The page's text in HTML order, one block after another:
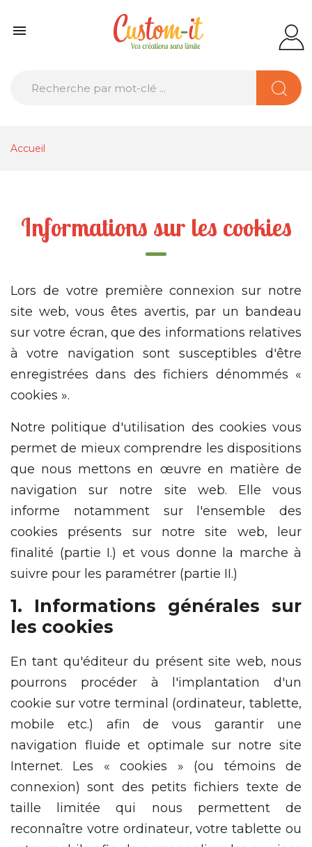

Accueil
Informations sur les cookies
Lors de votre première connexion sur notre
site web, vous êtes avertis, par un bandeau
sur votre écran, que des informations relatives
à votre navigation sont susceptibles d'être
enregistrées dans des fichiers dénommés «
cookies ».
Notre politique d'utilisation des cookies vous
permet de mieux comprendre les dispositions
que nous mettons en œuvre en matière de
navigation sur notre site web. Elle vous
informe notamment sur l'ensemble des
cookies présents sur notre site web, leur
finalité (partie I.) et vous donne la marche à
suivre pour les paramétrer (partie II.)
1. Informations générales sur
les cookies
En tant qu'éditeur du présent site web, nous
pourrons procéder à l'implantation d'un
cookie sur votre terminal (ordinateur, tablette,
mobile etc.) afin de vous garantir une
navigation fluide et optimale sur notre site
Internet. Les « cookies » (ou témoins de
connexion) sont des petits fichiers texte de
taille limitée qui nous permettent de
reconnaître votre ordinateur, votre tablette ou